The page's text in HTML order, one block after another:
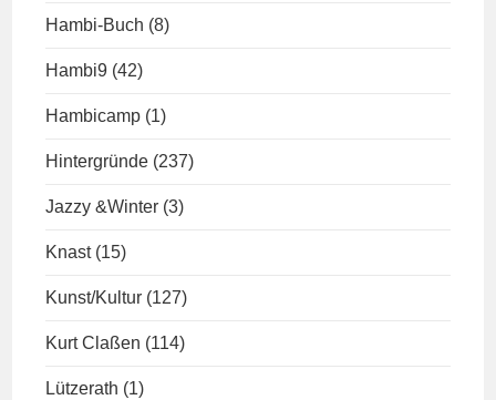
Hambi-Buch (8)
Hambi9 (42)
Hambicamp (1)
Hintergründe (237)
Jazzy &Winter (3)
Knast (15)
Kunst/Kultur (127)
Kurt Claßen (114)
Lützerath (1)